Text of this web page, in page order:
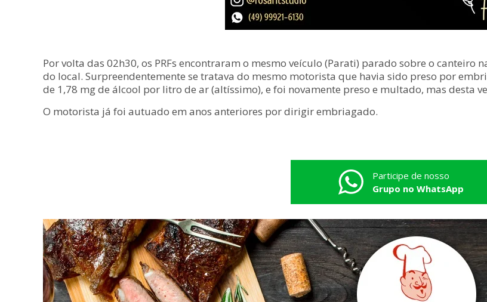
Por volta das 02h30, os PRFs encontraram o mesmo veículo (Parati) parado sobre o
do local. Surpreendentemente se tratava do mesmo motorista que havia sido preso por
de 1,78 mg de álcool por litro de ar (altíssimo), e foi novamente preso e multado, mas desta
O motorista já foi autuado em anos anteriores por dirigir embriagado.
Participe de nosso
Grupo no WhatsApp